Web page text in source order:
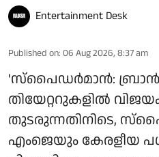
Entertainment Desk
Published on: 06 Aug 2026, 8:37 am
'സ്‌പൈഡർമാൻ:
തിയേറ്ററുകളിൽ
തുടരുന്നതിനിടെ,
എംജെയും കേരളീയ